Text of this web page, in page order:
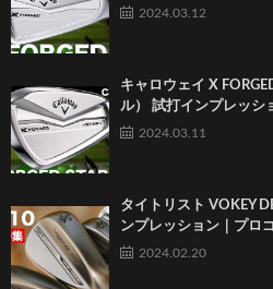
2024.03.12
キャロウェイ X
ル） 試打インプレッシ
2024.03.11
タイトリスト VOKEY
ンプレッション｜プロ
2024.02.20